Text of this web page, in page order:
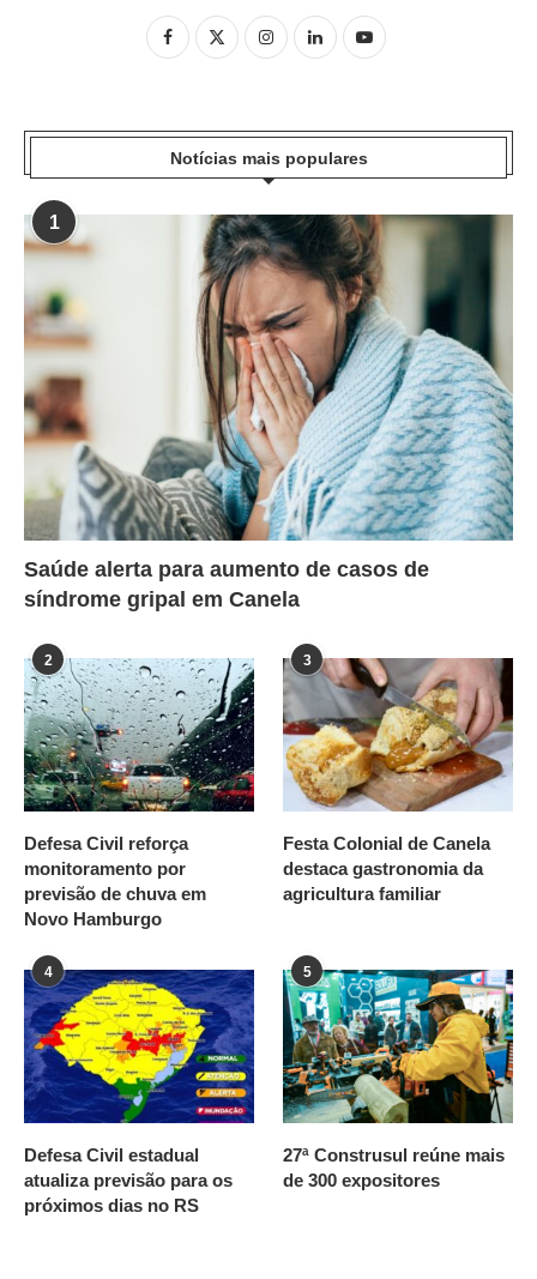
Notícias mais populares
1
Saúde alerta para aumento de casos de
síndrome gripal em Canela
2
Defesa Civil reforça
monitoramento por
previsão de chuva em
Novo Hamburgo
3
Festa Colonial de Canela
destaca gastronomia da
agricultura familiar
4
Defesa Civil estadual
atualiza previsão para os
próximos dias no RS
5
27ª Construsul reúne mais
de 300 expositores